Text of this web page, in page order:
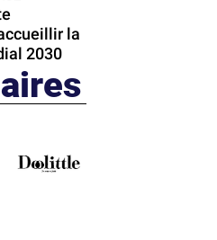
la
2030